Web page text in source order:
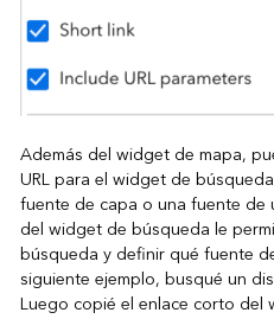
Además del widget de mapa,
URL para el widget de
fuente de capa o una fuente de
del widget de búsqueda le
búsqueda y definir qué fuente
siguiente ejemplo, busqué un
Luego copié el enlace corto del